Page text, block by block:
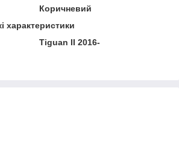
Коричневий
характеристики
Tiguan II 2016-